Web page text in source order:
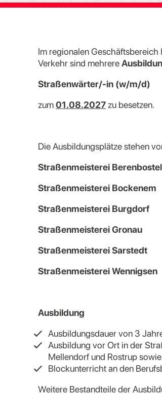
Im regionalen
Verkehr sind mehrere
Straßenwärter/-in (w/m/d)
zum01.08.2027zu besetzen.
Die Ausbildungsplätze stehen
Straßenmeisterei Berenbostel
Straßenmeisterei Bockenem
Straßenmeisterei Burgdorf
Straßenmeisterei Gronau
Straßenmeisterei Sarstedt
Straßenmeisterei Wennigsen
Ausbildung
Ausbildungsdauer von 3
Ausbildung vor Ort in der
Mellendorf und Rostrup
Blockunterricht an den
Weitere Bestandteile der